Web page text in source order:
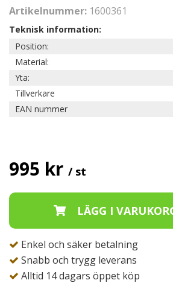
Artikelnummer: 1600361
Teknisk information:
Position:
Material:
Yta:
Tillverkare
EAN nummer
995 kr / st
Enkel och säker betalning
Snabb och trygg leverans
Alltid 14 dagars öppet köp